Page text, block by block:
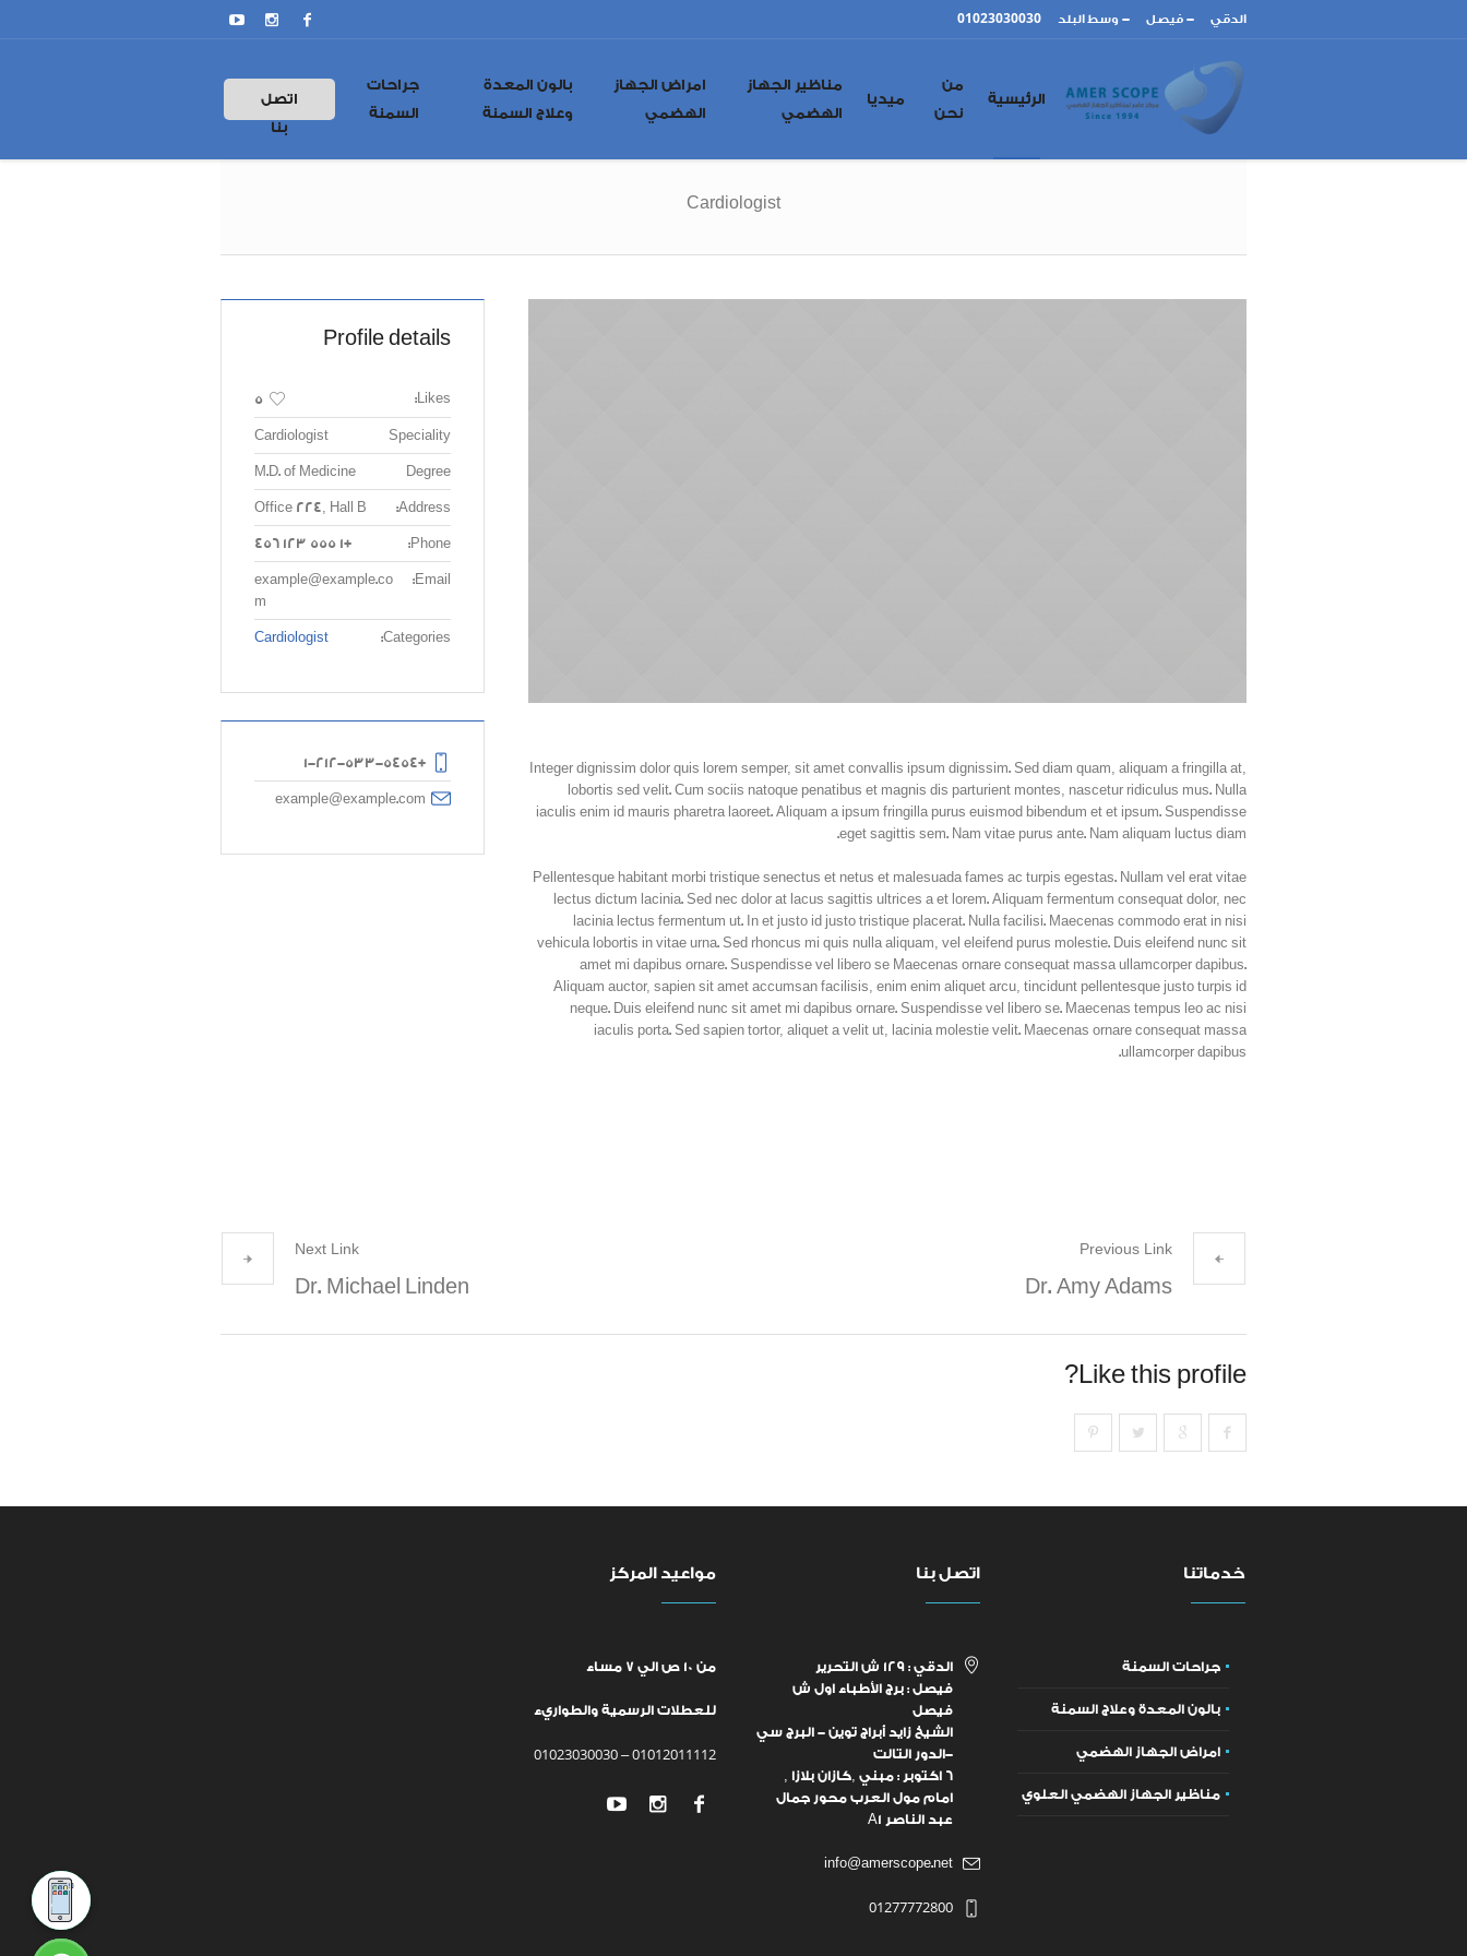
الدقي - فيصل - وسط البلد 01023030030
الرئيسية
من
نحن
ميديا
مناظير الجهاز
الهضمي
امراض الجهاز
الهضمي
بالون المعدة
وعلاج السمنة
جراحات
السمنة
اتصل
بنا
Cardiologist
Integer dignissim dolor quis lorem semper, sit amet convallis ipsum dignissim. Sed diam quam, aliquam a fringilla at,
lobortis sed velit. Cum sociis natoque penatibus et magnis dis parturient montes, nascetur ridiculus mus. Nulla
iaculis enim id mauris pharetra laoreet. Aliquam a ipsum fringilla purus euismod bibendum et et ipsum. Suspendisse
eget sagittis sem. Nam vitae purus ante. Nam aliquam luctus diam.
Pellentesque habitant morbi tristique senectus et netus et malesuada fames ac turpis egestas. Nullam vel erat vitae
lectus dictum lacinia. Sed nec dolor at lacus sagittis ultrices a et lorem. Aliquam fermentum consequat dolor, nec
lacinia lectus fermentum ut. In et justo id justo tristique placerat. Nulla facilisi. Maecenas commodo erat in nisi
vehicula lobortis in vitae urna. Sed rhoncus mi quis nulla aliquam, vel eleifend purus molestie. Duis eleifend nunc sit
amet mi dapibus ornare. Suspendisse vel libero se Maecenas ornare consequat massa ullamcorper dapibus.
Aliquam auctor, sapien sit amet accumsan facilisis, enim enim aliquet arcu, tincidunt pellentesque justo turpis id
neque. Duis eleifend nunc sit amet mi dapibus ornare. Suspendisse vel libero se. Maecenas tempus leo ac nisi
iaculis porta. Sed sapien tortor, aliquet a velit ut, lacinia molestie velit. Maecenas ornare consequat massa
ullamcorper dapibus.
Profile details
Likes:
5
Speciality
Cardiologist
Degree
M.D. of Medicine
Address:
Office 224, Hall B
Phone:
+1 555 123 456
Email:
example@example.co
m
Categories:
Cardiologist
+1-212-533-5454
example@example.com
Previous Link
Dr. Amy Adams
Next Link
Dr. Michael Linden
Like this profile?
خدماتنا
جراحات السمنة
بالون المعدة وعلاج السمنة
امراض الجهاز الهضمي
مناظير الجهاز الهضمي العلوي
اتصل بنا
الدقي : ١٢٩ ش التحرير
فيصل : برج الأطباء اول ش
فيصل
الشيخ زايد أبراج توين - البرج سي
-الدور التالت
6 اكتوبر : مبني ,كازان بلازا ,
امام مول العرب محور جمال
عبد الناصر A1
info@amerscope.net
01277772800
مواعيد المركز
من ١٠ ص الي ٧ مساء
للعطلات الرسمية والطواريء
01012011112
–
01023030030